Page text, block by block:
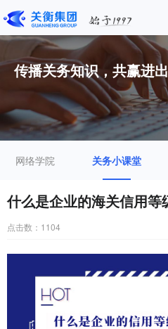
传播关务知识，共赢进
网络学院 关务小课堂
什么是企业的海关信用等
点击数： 1104